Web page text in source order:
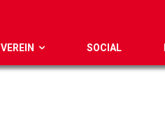
VEREIN SOCIAL